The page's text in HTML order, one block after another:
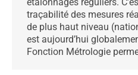
traçabilité des mesures
de plus haut niveau
est aujourd’hui
Fonction Métrologie